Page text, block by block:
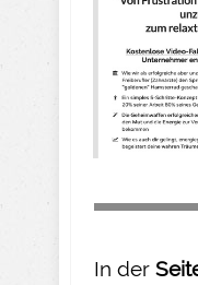
In der